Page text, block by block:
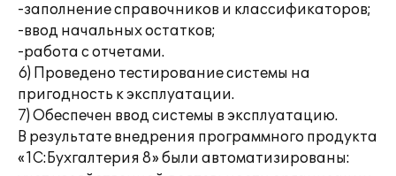
-заполнение справочников и классификаторов;
-ввод начальных остатков;
-работа с отчетами.
6) Проведено тестирование системы на
пригодность к эксплуатации.
7) Обеспечен ввод системы в эксплуатацию.
В результате внедрения программного продукта
«1С:Бухгалтерия 8» были автоматизированы: